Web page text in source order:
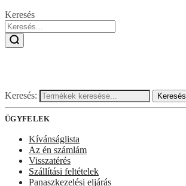
Keresés
Keresés: Keresés
ÜGYFELEK
Kívánságlista
Az én számlám
Visszatérés
Szállítási feltételek
Panaszkezelési eljárás